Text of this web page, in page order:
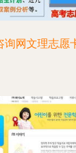
询网文理志愿